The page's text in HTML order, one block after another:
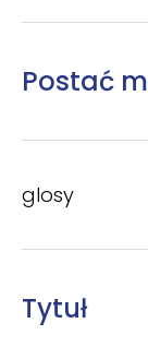
Postać
glosy
Tytuł